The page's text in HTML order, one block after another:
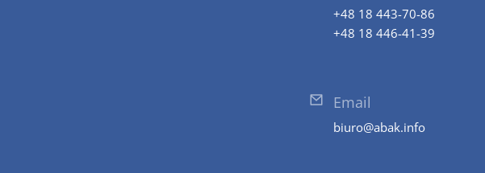
+48 18 443-70-86
+48 18 446-41-39
Email
biuro@abak.info